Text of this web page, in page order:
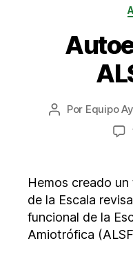
Autor
Por Equipo
Hemos creado
de la Escala
funcional de la
Amiotrófica